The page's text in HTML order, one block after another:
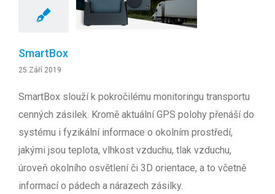
SmartBox
25.Září 2019
SmartBox slouží k pokročilému monitoringu transportu
cenných zásilek. Kromě aktuální GPS polohy přenáší do
systému i fyzikální informace o okolním prostředí,
jakými jsou teplota, vlhkost vzduchu, tlak vzduchu,
úroveň okolního osvětlení či 3D orientace, a to včetně
informací o pádech a nárazech zásilky.